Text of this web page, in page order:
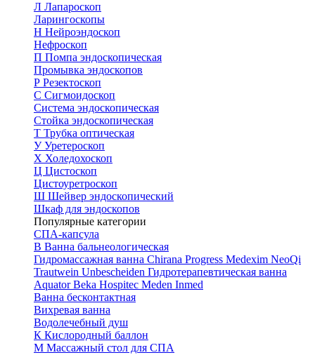
Л Лапароскоп
Ларингоскопы
Н Нейроэндоскоп
Нефроскоп
П Помпа эндоскопическая
Промывка эндоскопов
Р Резектоскоп
С Сигмоидоскоп
Система эндоскопическая
Стойка эндоскопическая
Т Трубка оптическая
УУретероскоп
Х Холедохоскоп
Ц Цистоскоп
Цистоуретроскоп
Ш Шейвер эндоскопический
Шкаф для эндоскопов
Популярные категории
СПА-капсула
В Ванна бальнеологическая
Гидромассажная ванна Chirana Progress Medexim NeoQi
Trautwein Unbescheiden Гидротерапевтическая ванна
AquatorBeka Hospitec Meden Inmed
Ванна бесконтактная
Вихревая ванна
Водолечебный душ
К Кислородный баллон
М Массажный стол для СПА